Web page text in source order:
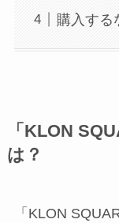
購入す
「KLON
は？
「KLON